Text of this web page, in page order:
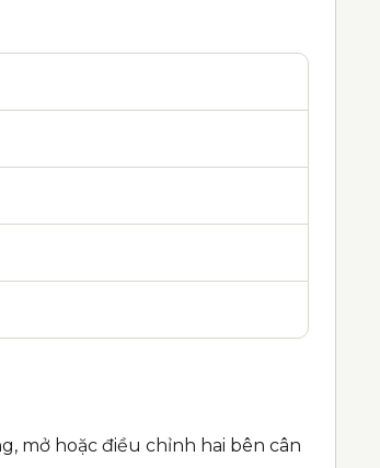
mở hoặc điều chỉnh hai bên cân